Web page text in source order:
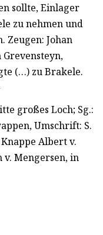
sollte, Einlager
zu nehmen und
Zeugen: Johan
Grevensteyn,
(…) zu Brakele.
großes Loch; Sg.:
Umschrift: S.
Albert v.
v. Mengersen, in